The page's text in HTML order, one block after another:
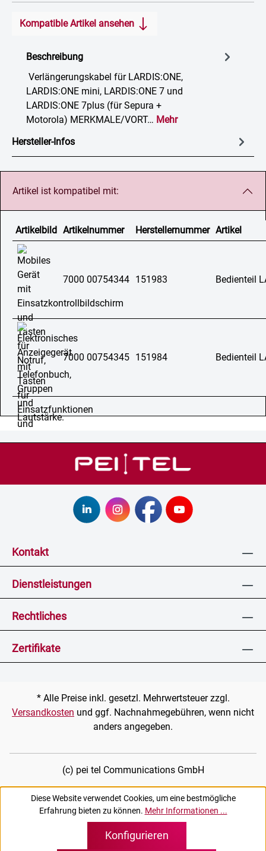
Kompatible Artikel ansehen
Beschreibung
Verlängerungskabel für LARDIS:ONE,
LARDIS:ONE mini, LARDIS:ONE 7 und
LARDIS:ONE 7plus (für Sepura +
Motorola) MERKMALE/VORT… Mehr
Hersteller-Infos
Artikel ist kompatibel mit:
Artikelbild Artikelnummer Herstellernummer Artikel
7000 00754344 151983 Bedienteil
7000 00754345 151984 Bedienteil
Kontakt
Dienstleistungen
Rechtliches
Zertifikate
* Alle Preise inkl. gesetzl. Mehrwertsteuer zzgl.
Versandkosten und ggf. Nachnahmegebühren, wenn nicht
anders angegeben.
(c) pei tel Communications GmbH
Diese Website verwendet Cookies, um eine bestmögliche
Erfahrung bieten zu können. Mehr Informationen ...
Konfigurieren